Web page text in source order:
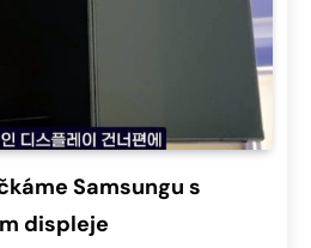
Samsungu s
displeje